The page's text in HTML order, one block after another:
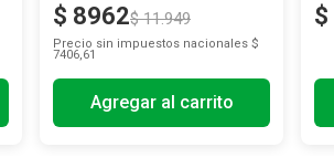
$ 8962$ 11.949
Precio sin impuestos nacionales $
7406,61
Agregar al carrito
$